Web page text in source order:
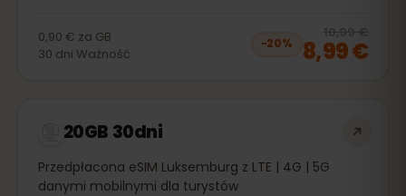
0,90 € za GB
30 dni Ważność
−20%
10,99 €
8,99 €
20GB 30dni
Przedpłacona eSIM Luksemburg z LTE | 4G | 5G
danymi mobilnymi dla turystów